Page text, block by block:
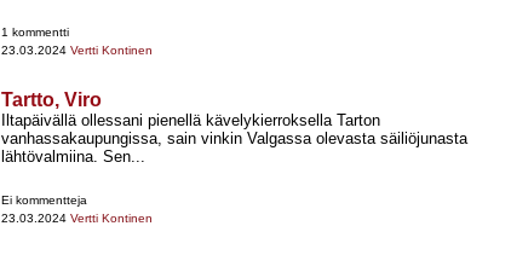
1 kommentti
23.03.2024 Vertti Kontinen
Tartto, Viro
Iltapäivällä ollessani pienellä kävelykierroksella Tarton
vanhassakaupungissa, sain vinkin Valgassa olevasta säiliöjunasta
lähtövalmiina. Sen...
Ei kommentteja
23.03.2024 Vertti Kontinen